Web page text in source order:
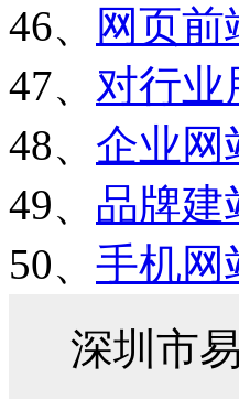
46、
网页
47、 对行业
48、 企业网
49、 品牌建
50、 手机网
深圳市